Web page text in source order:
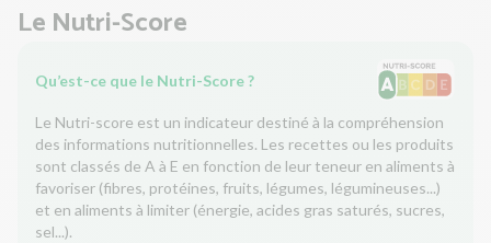
Le Nutri-Score
Qu’est-ce que le Nutri-Score ?
Le Nutri-score est un indicateur destiné à la compréhension
des informations nutritionnelles. Les recettes ou les produits
sont classés de A à E en fonction de leur teneur en aliments à
favoriser (fibres, protéines, fruits, légumes, légumineuses...)
et en aliments à limiter (énergie, acides gras saturés, sucres,
sel...).